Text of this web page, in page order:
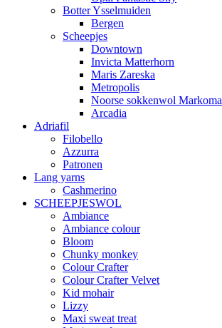
Botter Ysselmuiden
Bergen
Scheepjes
Downtown
Invicta Matterhorn
Maris Zareska
Metropolis
Noorse sokkenwol Markoma
Arcadia
Adriafil
Filobello
Azzurra
Patronen
Lang yarns
Cashmerino
SCHEEPJESWOL
Ambiance
Ambiance colour
Bloom
Chunky monkey
Colour Crafter
Colour Crafter Velvet
Kid mohair
Lizzy
Maxi sweat treat